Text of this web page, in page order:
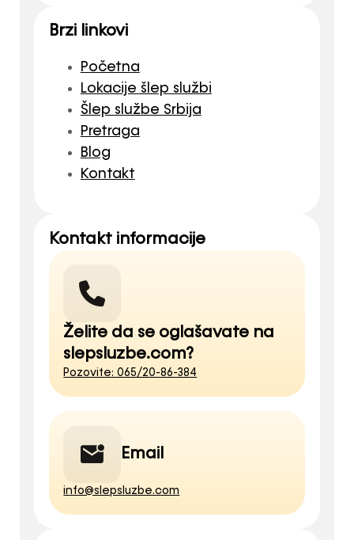
Brzi linkovi
Početna
Lokacije šlep službi
Šlep službe Srbija
Pretraga
Blog
Kontakt
Kontakt informacije
Želite da se oglašavate na
slepsluzbe.com?
Pozovite: 065/20-86-384
Email
info@slepsluzbe.com